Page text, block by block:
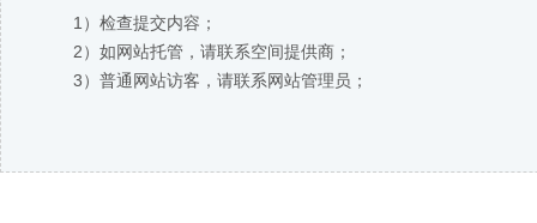
1）检查提交内容；
2）如网站托管，请联系空间提供商；
3）普通网站访客，请联系网站管理员；